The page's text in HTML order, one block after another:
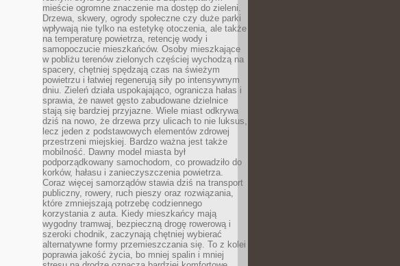
mieście ogromne znaczenie ma dostęp do zieleni.
Drzewa, skwery, ogrody społeczne czy duże parki
wpływają nie tylko na estetykę otoczenia, ale także
na temperaturę powietrza, retencję wody i
samopoczucie mieszkańców. Osoby mieszkające
w pobliżu terenów zielonych częściej wychodzą na
spacery, chętniej spędzają czas na świeżym
powietrzu i łatwiej regenerują siły po intensywnym
dniu. Zieleń działa uspokajająco, ogranicza hałas i
sprawia, że nawet gęsto zabudowane dzielnice
stają się bardziej przyjazne. Wiele miast odkrywa
dziś na nowo, że drzewa przy ulicach to nie luksus,
lecz jeden z podstawowych elementów zdrowej
przestrzeni miejskiej. Bardzo ważna jest także
mobilność. Dawny model miasta był
podporządkowany samochodom, co prowadziło do
korków, hałasu i zanieczyszczenia powietrza.
Coraz więcej samorządów stawia dziś na transport
publiczny, rowery, ruch pieszy oraz rozwiązania,
które zmniejszają potrzebę codziennego
korzystania z auta. Kiedy mieszkańcy mają
wygodny tramwaj, bezpieczną drogę rowerową i
szeroki chodnik, zaczynają chętniej wybierać
alternatywne formy przemieszczania się. To z kolei
poprawia jakość życia, bo mniej spalin i mniej